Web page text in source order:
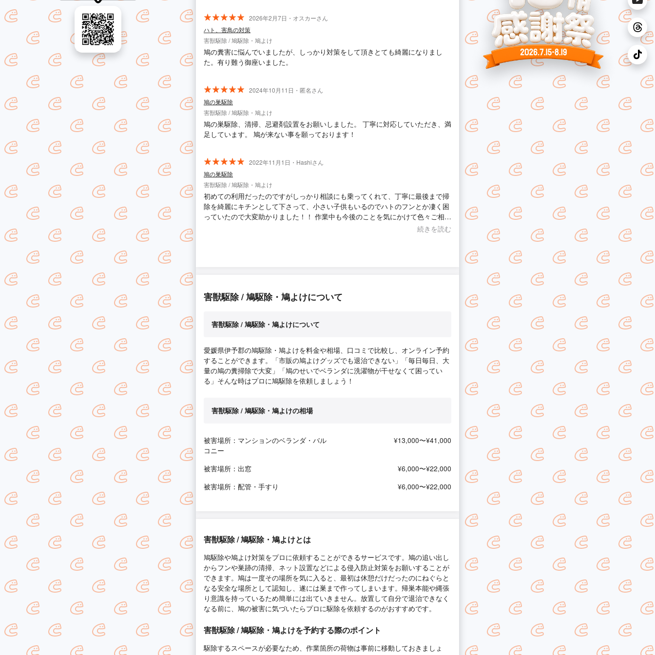
2026年2月7日・オスカーさん
ハト、害鳥の対策
害獣駆除 / 鳩駆除・鳩よけ
鳩の糞害に悩んでいましたが、しっかり対策をして頂きとても綺麗になりまし
た。有り難う御座いました。
2024年10月11日・匿名さん
鳩の巣駆除
害獣駆除 / 鳩駆除・鳩よけ
鳩の巣駆除、清掃、忌避剤設置をお願いしました。 丁寧に対応していただき、満
足しています。 鳩が来ない事を願っております！
2022年11月1日・Hashiさん
鳩の巣駆除
害獣駆除 / 鳩駆除・鳩よけ
初めての利用だったのですがしっかり相談にも乗ってくれて、丁寧に最後まで掃
除を綺麗にキチンとして下さって、小さい子供もいるのでハトのフンとか凄く困
っていたので大変助かりました️！！ 作業中も今後のことを気にかけて色々ご相談
出来たので様子見ていきたいと思います。 最後は、飛んできたハトに対しても対
続きを読む
害獣駆除 / 鳩駆除・鳩よけについて
害獣駆除 / 鳩駆除・鳩よけについて
愛媛県伊予郡の鳩駆除・鳩よけを料金や相場、口コミで比較し、オンライン予約
することができます。「市販の鳩よけグッズでも退治できない」「毎日毎日、大
量の鳩の糞掃除で大変」「鳩のせいでベランダに洗濯物が干せなくて困ってい
る」そんな時はプロに鳩駆除を依頼しましょう！
害獣駆除 / 鳩駆除・鳩よけの相場
被害場所：マンションのベランダ・バル
コニー
¥13,000〜¥41,000
被害場所：出窓
¥6,000〜¥22,000
被害場所：配管・手すり
¥6,000〜¥22,000
害獣駆除 / 鳩駆除・鳩よけとは
鳩駆除や鳩よけ対策をプロに依頼することができるサービスです。鳩の追い出し
からフンや巣跡の清掃、ネット設置などによる侵入防止対策をお願いすることが
できます。鳩は一度その場所を気に入ると、最初は休憩だけだったのにねぐらと
なる安全な場所として認知し、遂には巣まで作ってしまいます。帰巣本能や縄張
り意識を持っているため簡単には出ていきません。放置して自分で退治できなく
なる前に、鳩の被害に気づいたらプロに駆除を依頼するのがおすすめです。
害獣駆除 / 鳩駆除・鳩よけを予約する際のポイント
駆除するスペースが必要なため、作業箇所の荷物は事前に移動しておきましょ